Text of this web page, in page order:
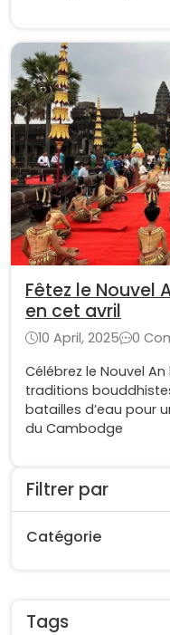
Filtrer par
Catégorie
Tags
Fêtez le Nouvel
en cet avril
10 April, 2025
0
Célébrez le Nouvel
traditions
batailles d’eau pour
du Cambodge